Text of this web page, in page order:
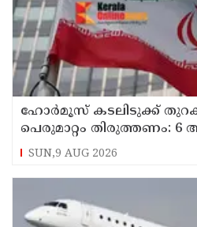
ഹോര്‍മൂസ് കടലിടുക്ക്
പെരുമാറ്റം തിരുത്തണം: 6
ഇറാന്‍ ദേശീയ സുരക്ഷാ
SUN,9 AUG 2026